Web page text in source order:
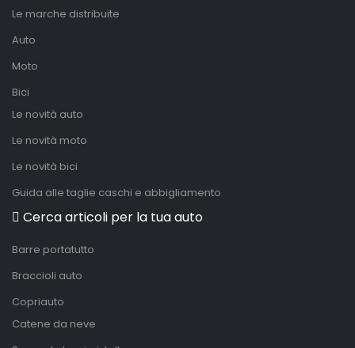
Le marche distribuite
Auto
Moto
Bici
Le novità auto
Le novità moto
Le novità bici
Guida alle taglie caschi e abbigliamento
Cerca articoli per la tua auto
Barre portatutto
Braccioli auto
Copriauto
Catene da neve